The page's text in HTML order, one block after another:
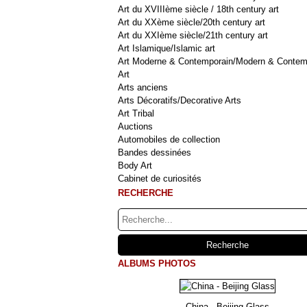
Art du XVIIIème siècle / 18th century art
Art du XXème siècle/20th century art
Art du XXIème siècle/21th century art
Art Islamique/Islamic art
Art Moderne & Contemporain/Modern &
Art
Arts anciens
Arts Décoratifs/Decorative Arts
Art Tribal
Auctions
Automobiles de collection
Bandes dessinées
Body Art
Cabinet de curiosités
RECHERCHE
ALBUMS PHOTOS